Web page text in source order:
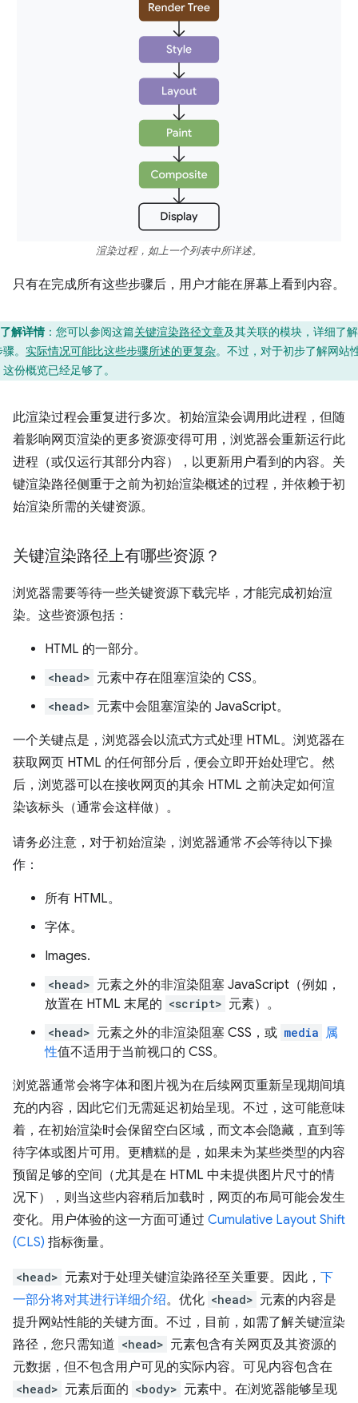
渲染过程，如上一个列表中所详述。
只有在完成所有这些步骤后，用户才能在屏幕上看到内容。
了解详情：您可以参阅这篇关键渲染路径文章及其关联的模块，详细了
。 实际情况可能比这些步骤所述的更复杂。不过，对于初步了解网站
份概览已经足够了。
此渲染过程会重复进行多次。初始渲染会调用此进程，但随
着影响网页渲染的更多资源变得可用，浏览器会重新运行此
进程（或仅运行其部分内容），以更新用户看到的内容。关
键渲染路径侧重于之前为初始渲染概述的过程，并依赖于初
始渲染所需的关键资源。
关键渲染路径上有哪些资源？
浏览器需要等待一些关键资源下载完毕，才能完成初始渲
染。这些资源包括：
HTML 的一部分。
<head> 元素中存在阻塞渲染的 CSS。
<head> 元素中会阻塞渲染的 JavaScript。
一个关键点是，浏览器会以流式方式处理 HTML。浏览器在
获取网页 HTML 的任何部分后，便会立即开始处理它。然
后，浏览器可以在接收网页的其余 HTML 之前决定如何渲
染该标头（通常会这样做）。
请务必注意，对于初始渲染，浏览器通常不会等待以下操
作：
所有 HTML。
字体。
Images.
<head> 元素之外的非渲染阻塞 JavaScript（例如，
放置在 HTML 末尾的 <script> 元素）。
<head> 元素之外的非渲染阻塞 CSS，或 media 属
性值不适用于当前视口的 CSS。
浏览器通常会将字体和图片视为在后续网页重新呈现期间填
充的内容，因此它们无需延迟初始呈现。不过，这可能意味
着，在初始渲染时会保留空白区域，而文本会隐藏，直到等
待字体或图片可用。更糟糕的是，如果未为某些类型的内容
预留足够的空间（尤其是在 HTML 中未提供图片尺寸的情
况下），则当这些内容稍后加载时，网页的布局可能会发生
变化。用户体验的这一方面可通过 Cumulative Layout Shift
(CLS) 指标衡量。
<head> 元素对于处理关键渲染路径至关重要。因此， 下
一部分将对其进行详细介绍。优化 <head> 元素的内容是
提升网站性能的关键方面。不过，目前，如需了解关键渲染
路径，您只需知道 <head> 元素包含有关网页及其资源的
元数据，但不包含用户可见的实际内容。可见内容包含在
<head> 元素后面的 <body> 元素中。在浏览器能够呈现